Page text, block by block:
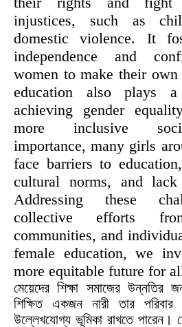
injustices, such as
domestic violence. It
independence and
women to make their own
education also plays
achieving gender
more inclusive
importance, many girls
face barriers to
cultural norms, and
Addressing these
collective efforts
communities, and
female education, we
more equitable future for
মেয়েদের শিক্ষা সমাজের
শিক্ষিত একজন নারী তার
উল্লেখযোগ্য ভূমিকা রাখতে পারেন।